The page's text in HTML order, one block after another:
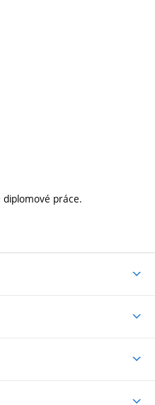
diplomové práce.